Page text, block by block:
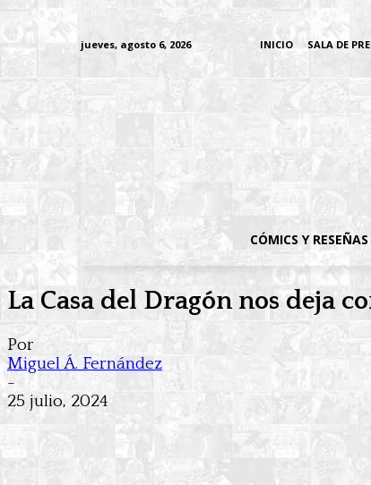
jueves, agosto 6, 2026 INICIO SALA DE
CÓMICS Y RESEÑAS
La Casa del Dragón nos deja
Por
Miguel Á. Fernández
-
25 julio, 2024